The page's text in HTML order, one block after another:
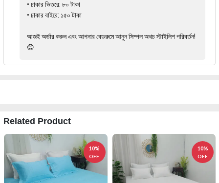
• ঢাকার ভিতরে: ৮০ টাকা
• ঢাকার বাইরে: ১৫০ টাকা
আজই অর্ডার করুন এবং আপনার বেডরুমে আনুন সিম্পল অথচ স্টাইলিশ পরিবর্তন!
😊
Related Product
10%
OFF
10%
OFF